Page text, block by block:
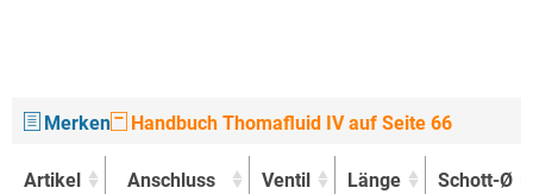
Merken Handbuch Thomafluid IV auf Seite 66
Artikel Anschluss Ventil
Länge
Schott-Ø